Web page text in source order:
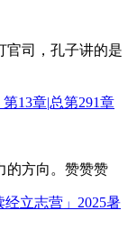
官司，孔子讲的是
13章|总第291章
的方向。赞赞赞
经立志营」2025暑